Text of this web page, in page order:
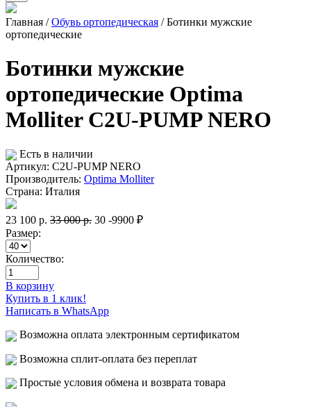
Главная /Обувь ортопедическая /Ботинки мужские
ортопедические
Ботинки мужские
ортопедические Optima
Molliter С2U-PUMP NERO
Есть в наличии
Артикул: С2U-PUMP NERO
Производитель: Optima Molliter
Страна: Италия
23 100 р. 33 000р. 30 -9900 ₽
Размер:
Количество:
В корзину
Купить в 1 клик!
Написать в WhatsApp
Возможна оплата электронным сертификатом
Возможна сплит-оплата без переплат
Простые условия обмена и возврата товара